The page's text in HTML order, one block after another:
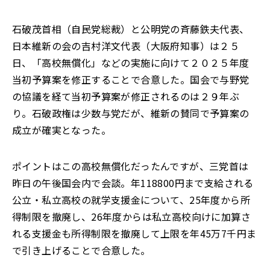
石破茂首相（自民党総裁）と公明党の斉藤鉄夫代表、
日本維新の会の吉村洋文代表（大阪府知事）は２５
日、「高校無償化」などの実施に向けて２０２５年度
当初予算案を修正することで合意した。国会で与野党
の協議を経て当初予算案が修正されるのは２９年ぶ
り。石破政権は少数与党だが、維新の賛同で予算案の
成立が確実となった。
ポイントはこの高校無償化だったんですが、三党首は
昨日の午後国会内で会談。年118800円まで支給される
公立・私立高校の就学支援金について、25年度から所
得制限を撤廃し、26年度からは私立高校向けに加算さ
れる支援金も所得制限を撤廃して上限を年45万7千円ま
で引き上げることで合意した。